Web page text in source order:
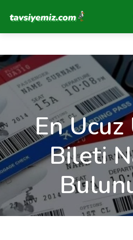
Tavsiyemiz Anasayfa
En Ucuz
Bileti